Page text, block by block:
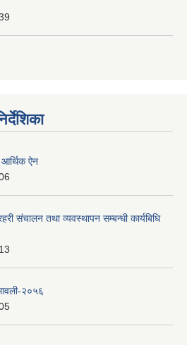
ऐन
संचालन तथा व्यवस्थापन सम्बन्धी कार्यबिधि
२०५६